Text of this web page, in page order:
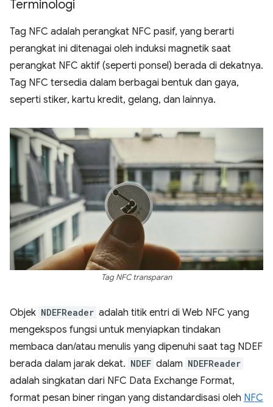
Terminologi
Tag NFC adalah perangkat NFC pasif, yang berarti
perangkat ini ditenagai oleh induksi magnetik saat
perangkat NFC aktif (seperti ponsel) berada di dekatnya.
Tag NFC tersedia dalam berbagai bentuk dan gaya,
seperti stiker, kartu kredit, gelang, dan lainnya.
Tag NFC transparan
Objek NDEFReader adalah titik entri di Web NFC yang
mengekspos fungsi untuk menyiapkan tindakan
membaca dan/atau menulis yang dipenuhi saat tag NDEF
berada dalam jarak dekat. NDEF dalam NDEFReader
adalah singkatan dari NFC Data Exchange Format,
format pesan biner ringan yang distandardisasi oleh NFC